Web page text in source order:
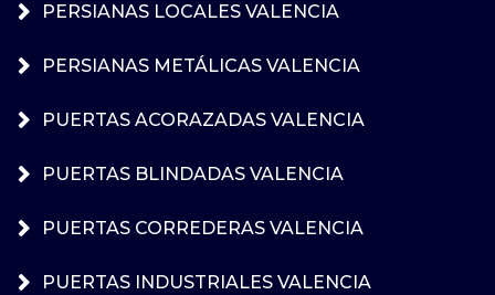
PERSIANAS LOCALES VALENCIA
PERSIANAS METÁLICAS VALENCIA
PUERTAS ACORAZADAS VALENCIA
PUERTAS BLINDADAS VALENCIA
PUERTAS CORREDERAS VALENCIA
PUERTAS INDUSTRIALES VALENCIA